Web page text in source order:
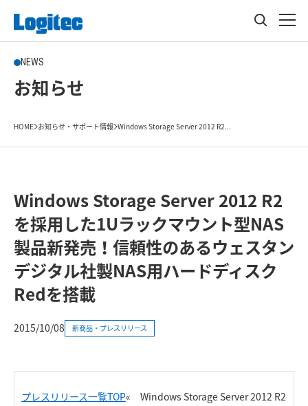
NEWS
お知らせ
HOME お知らせ・サポート情報 Windows Storage Server 2012 R2...
Windows Storage Server 2012 R2
を採用した1Uラックマウント型NAS
製品新発売！信頼性のあるウェスタン
デジタル社製NAS用ハードディスク
Redを搭載
2015/10/08 新商品・プレスリリース
プレスリリース一覧TOP«
Windows Storage Server 2012 R2